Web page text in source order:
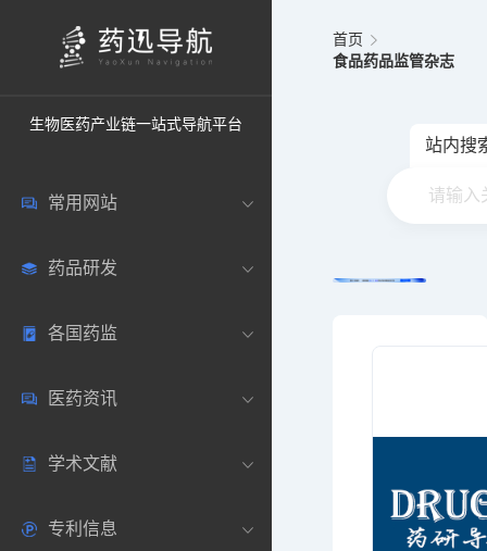
生物医药产业链一站式导航平台
常用网站
中国常用
药圈资讯
邮箱登录
药典网站
药品研发
药研数据库
药品说明书
药物临床
生物数据库
各国药监
中国
美国
欧洲
医药资讯
医药新闻
医药论坛
学术文献
学术搜索
专利信息
首页
食品药品监管杂志
站内搜